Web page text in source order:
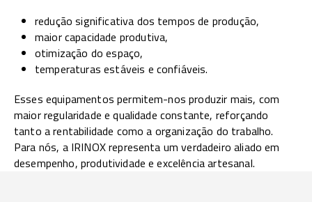
redução significativa dos tempos de produção,
maior capacidade produtiva,
otimização do espaço,
temperaturas estáveis e confiáveis.
Esses equipamentos permitem-nos produzir mais, com
maior regularidade e qualidade constante, reforçando
tanto a rentabilidade como a organização do trabalho.
Para nós, a IRINOX representa um verdadeiro aliado em
desempenho, produtividade e excelência artesanal.